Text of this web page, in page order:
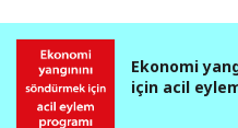
Ekonomi
için acil